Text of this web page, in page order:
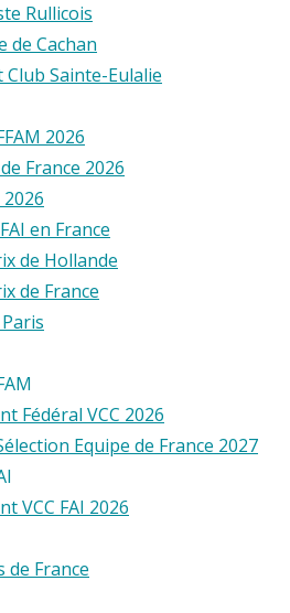
Rullicois
de Cachan
Club Sainte-Eulalie
2026
France 2026
en France
de Hollande
de France
Fédéral VCC 2026
Equipe de France 2027
VCC FAI 2026
de France
Fullscreen